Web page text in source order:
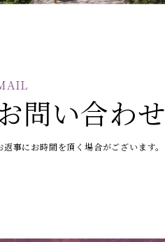
問い合わせ
返事にお時間を頂く場合がございます。